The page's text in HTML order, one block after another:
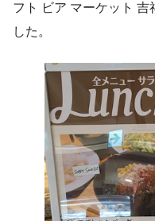
フト ビア マーケット 吉
した。